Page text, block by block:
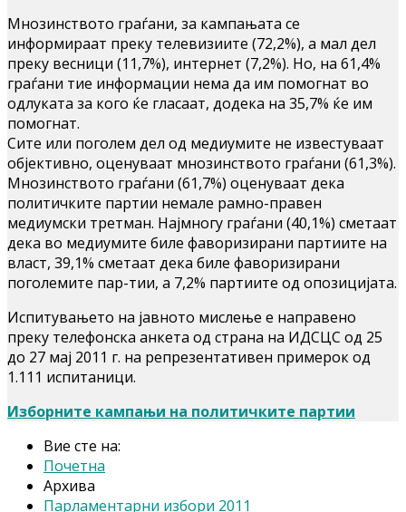
Мнозинството граѓани, за кампањата се
информираат преку телевизиите (72,2%), а мал дел
преку весници (11,7%), интернет (7,2%). Но, на 61,4%
граѓани тие информации нема да им помогнат во
одлуката за кого ќе гласаат, додека на 35,7% ќе им
помогнат.
Сите или поголем дел од медиумите не известуваат
објективно, оценуваат мнозинството граѓани (61,3%).
Мнозинството граѓани (61,7%) оценуваат дека
политичките партии немале рамно-правен
медиумски третман. Најмногу граѓани (40,1%) сметаат
дека во медиумите биле фаворизирани партиите на
власт, 39,1% сметаат дека биле фаворизирани
поголемите пар-тии, а 7,2% партиите од опозицијата.
Испитувањето на јавното мислење е направено
преку телефонска анкета од страна на ИДСЦС од 25
до 27 мај 2011 г. на репрезентативен примерок од
1.111 испитаници.
Изборните кампањи на политичките партии
Вие сте на:
Почетна
Архива
Парламентарни избори 2011